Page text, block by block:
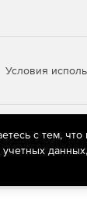
Условия
сети
с тем,